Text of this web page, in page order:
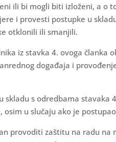
ili bi mogli biti izloženi, a o
i provesti postupke u
otklonili ili smanjili.
iz stavka 4. ovoga članka
događaja i
skladu s odredbama stavaka
u slučaju ako je
provoditi zaštitu na radu